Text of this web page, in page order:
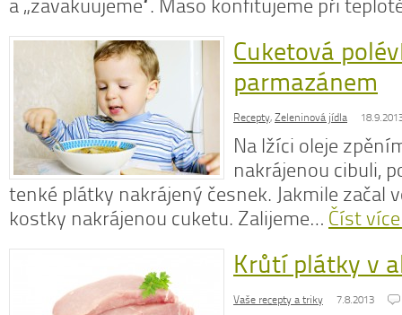
a „zavakuujeme“. Maso konfitujeme při
Cuketová
parmazánem
Recepty, Zeleninová jídla
Na lžíci oleje
nakrájenou cibuli,
tenké plátky nakrájený česnek. Jakmile začal
kostky nakrájenou cuketu. Zalijeme… Číst
Krůtí plátky v
Vaše recepty a triky 7.8.2013